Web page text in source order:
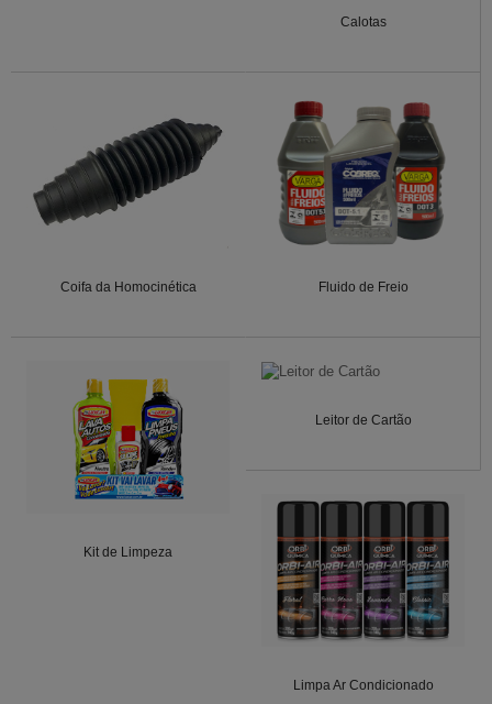
Calotas
Coifa da Homocinética Fluido de Freio
Kit de Limpeza
Leitor de Cartão
Limpa Ar Condicionado